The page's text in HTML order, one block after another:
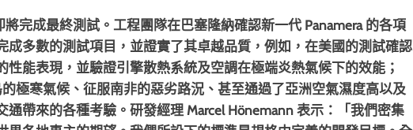
完成最終測試。工程團隊在巴塞隆納確認新一代 Panamera 的各項
成多數的測試項目，並證實了其卓越品質，例如，在美國的測試確認
能表現，並驗證引擎散熱系統及空調在極端炎熱氣候下的效能；
極寒氣候、征服南非的惡劣路況、甚至通過了亞洲空氣濕度高以及
通帶來的各種考驗。研發經理 Marcel Hönemann 表示：「我們密集